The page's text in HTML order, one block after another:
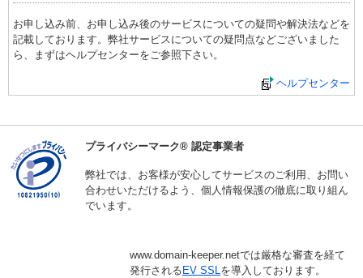
お申し込み前、お申し込み後のサービスについての疑問や解決法などを
記載しております。弊社サービスについての疑問点などございました
ら、まずはヘルプセンターをご参照下さい。
ヘルプセンター
プライバシーマーク® 認定事業者
弊社では、お客様が安心してサービスのご利用、お問い
合わせいただけるよう、個人情報保護の徹底に取り組ん
でいます。
www.domain-keeper.netでは厳格な審査を経て
発行される EV SSLを導入しております。